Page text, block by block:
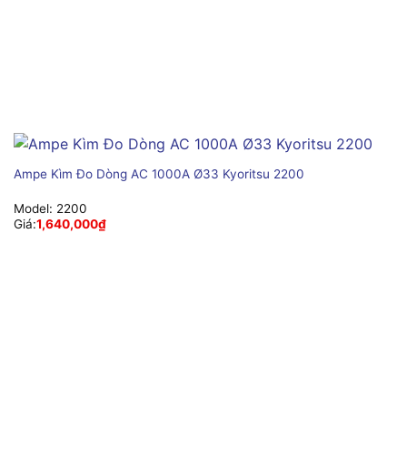
Ampe Kìm Đo Dòng AC 1000A Ø33 Kyoritsu 2200
Model: 2200
Giá:1,640,000₫